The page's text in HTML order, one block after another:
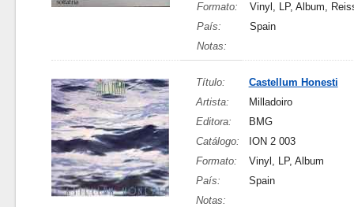
Formato:
Vinyl, LP, Album,
País:
Spain
Notas:
Título:
Castellum Honesti
Artista:
Milladoiro
Editora:
BMG
Catálogo:
ION 2 003
Formato:
Vinyl, LP, Album
País:
Spain
Notas: